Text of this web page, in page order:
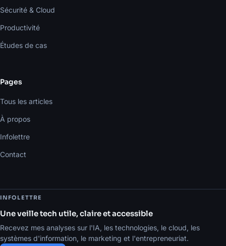
Sécurité & Cloud
Productivité
Études de cas
Pages
Tous les articles
À propos
Infolettre
Contact
INFOLETTRE
Une veille tech utile, claire et accessible
Recevez mes analyses sur l'IA, les technologies, le cloud, les
systèmes d'information, le marketing et l'entrepreneuriat.